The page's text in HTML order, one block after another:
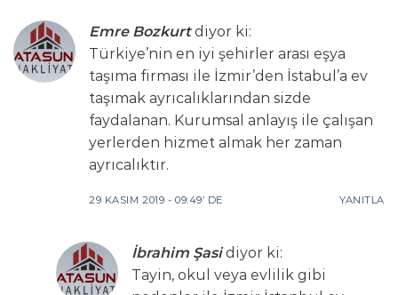
Emre Bozkurt diyor ki:
Türkiye’nin en iyi şehirler arası eşya
taşıma firması ile İzmir’den İstabul’a ev
taşımak ayrıcalıklarından sizde
faydalanan. Kurumsal anlayış ile çalışan
yerlerden hizmet almak her zaman
ayrıcalıktır.
29 KASIM 2019 - 09:49’ DE YANITLA
İbrahim Şasi diyor ki:
Tayin, okul veya evlilik gibi